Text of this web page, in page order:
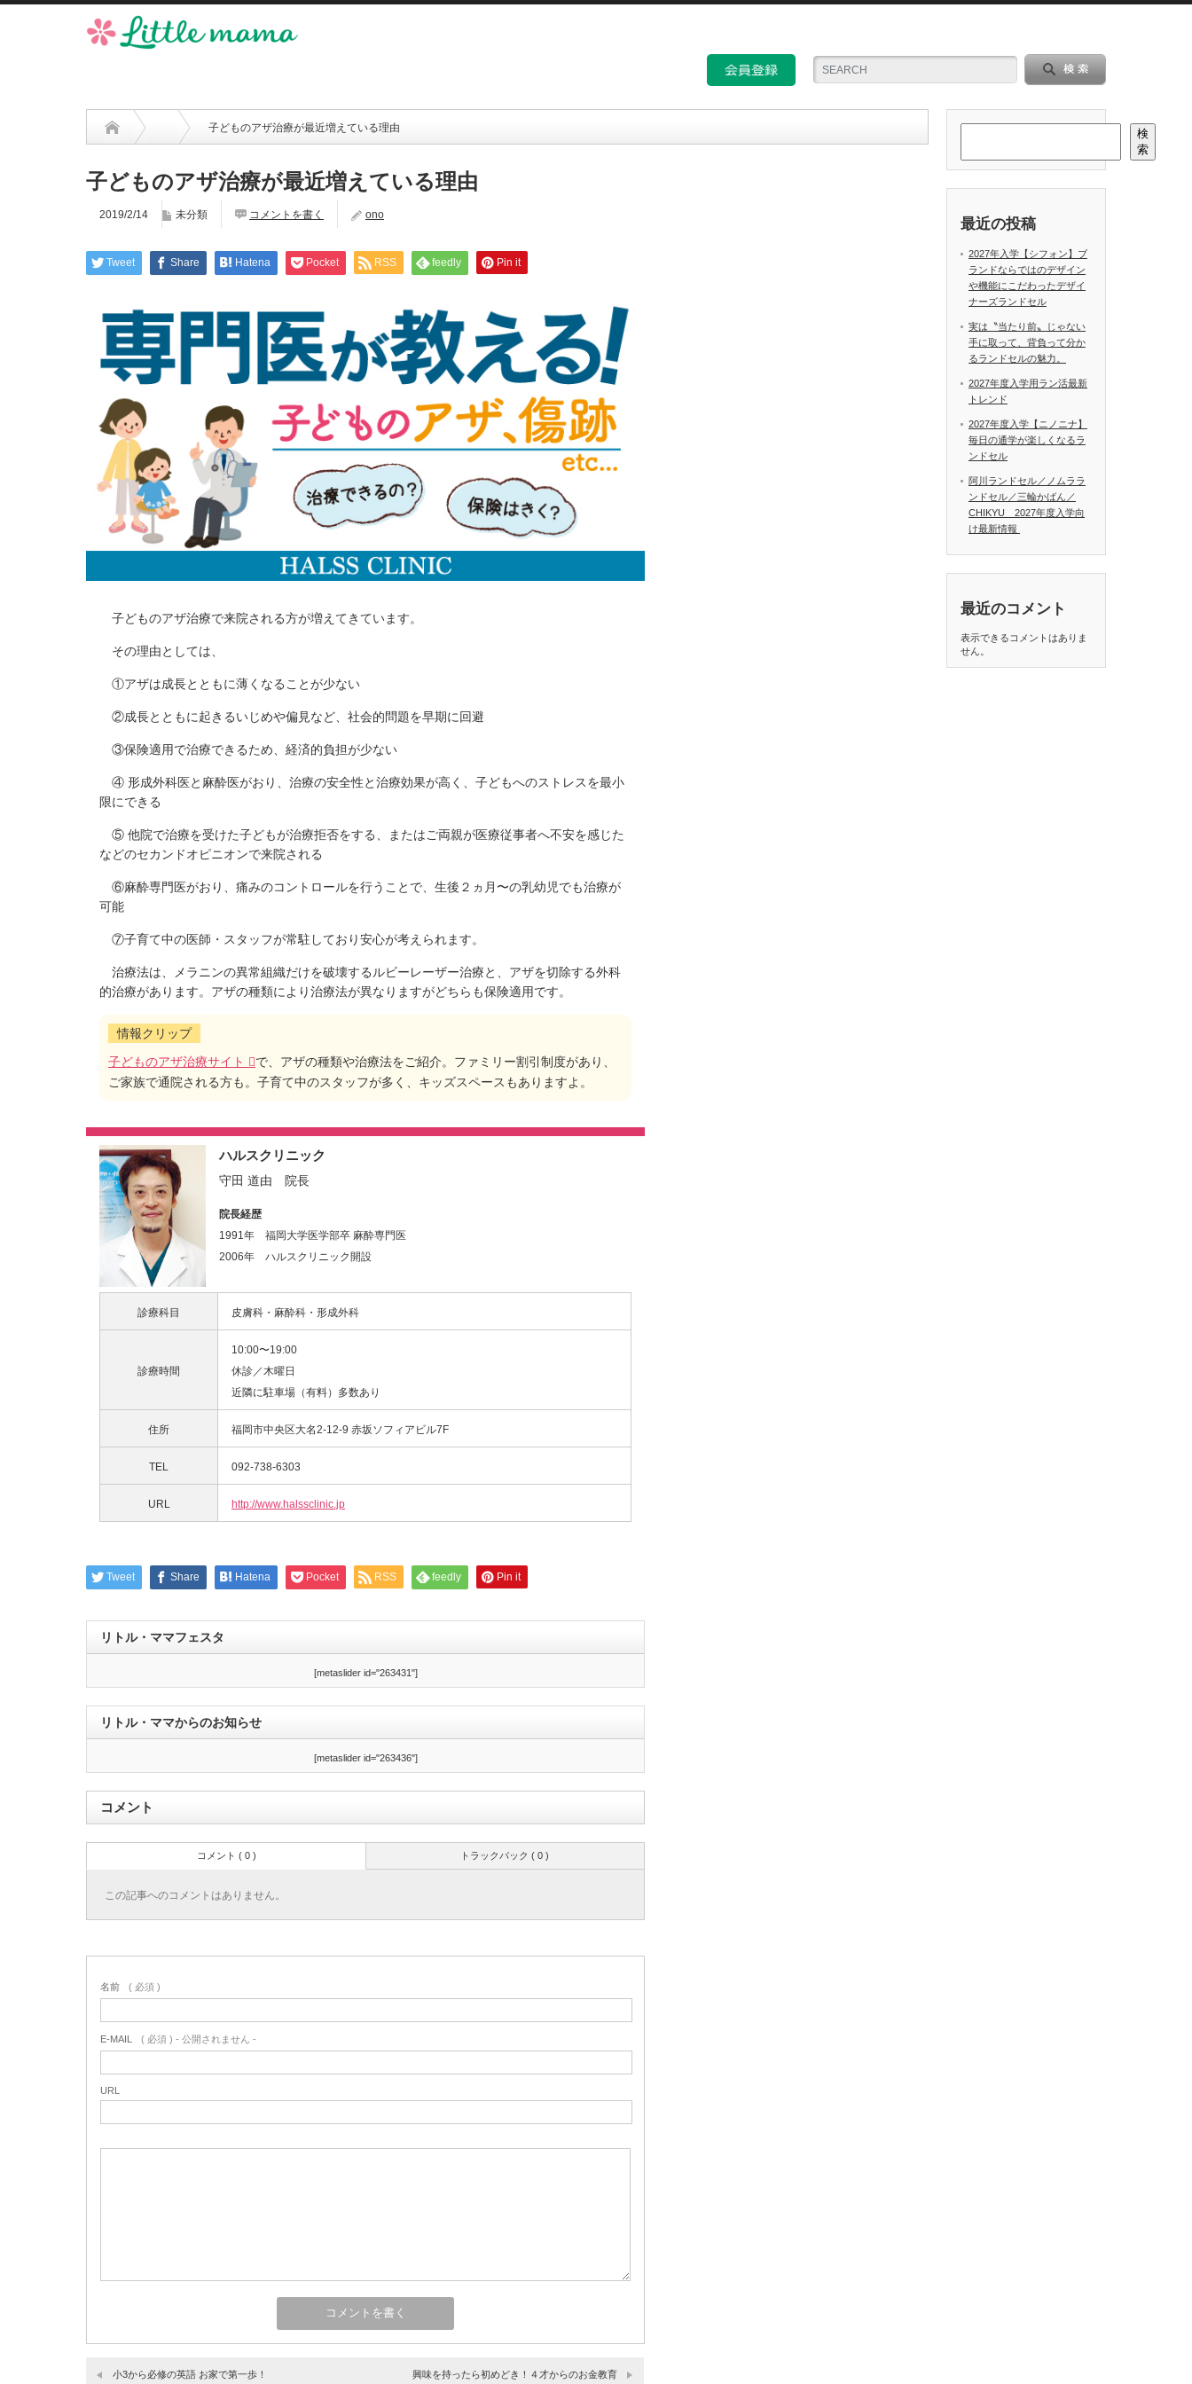
子どものアザ治療が最近増えている理由
子どものアザ治療が最近増えている理由
2019/2/14 未分類 コメントを書く ono
Tweet Share Hatena Pocket RSS feedly Pin it
子どものアザ治療で来院される方が増えてきています。
その理由としては、
①アザは成長とともに薄くなることが少ない
②成長とともに起きるいじめや偏見など、社会的問題を早期に回避
③保険適用で治療できるため、経済的負担が少ない
④ 形成外科医と麻酔医がおり、治療の安全性と治療効果が高く、子どもへのストレスを最小
限にできる
⑤ 他院で治療を受けた子どもが治療拒否をする、またはご両親が医療従事者へ不安を感じた
などのセカンドオピニオンで来院される
⑥麻酔専門医がおり、痛みのコントロールを行うことで、生後２ヵ月〜の乳幼児でも治療が
可能
⑦子育て中の医師・スタッフが常駐しており安心が考えられます。
治療法は、メラニンの異常組織だけを破壊するルビーレーザー治療と、アザを切除する外科
的治療があります。アザの種類により治療法が異なりますがどちらも保険適用です。
情報クリップ
子どものアザ治療サイト
で、アザの種類や治療法をご紹介。ファミリー割引制度があり、
ご家族で通院される方も。子育て中のスタッフが多く、キッズスペースもありますよ。
ハルスクリニック
守田 道由 院長
院長経歴
1991年 福岡大学医学部卒 麻酔専門医
2006年 ハルスクリニック開設
診療科目 皮膚科・麻酔科・形成外科
診療時間
10:00〜19:00
休診／木曜日
近隣に駐車場（有料）多数あり
住所 福岡市中央区大名2-12-9 赤坂ソフィアビル7F
TEL 092-738-6303
URL http://www.halssclinic.jp
Tweet Share Hatena Pocket RSS feedly Pin it
リトル・ママフェスタ
[metaslider id="263431"]
リトル・ママからのお知らせ
[metaslider id="263436"]
コメント
トラックバック ( 0 )
コメント ( 0 )
この記事へのコメントはありません。
名前 ( 必須 )
E-MAIL ( 必須 ) - 公開されません -
URL
小3から必修の英語 お家で第一歩！ 興味を持ったら初めどき！４才からのお金教育
検
索
最近の投稿
2027年入学【シフォン】ブ
ランドならではのデザイン
や機能にこだわったデザイ
ナーズランドセル
実は〝当たり前〟じゃない
手に取って、背負って分か
るランドセルの魅力。
2027年度入学用ラン活最新
トレンド
2027年度入学【ニノニナ】
毎日の通学が楽しくなるラ
ンドセル
阿川ランドセル／ノムララ
ンドセル／三輪かばん／
CHIKYU 2027年度入学向
け最新情報
最近のコメント
表示できるコメントはありま
せん。